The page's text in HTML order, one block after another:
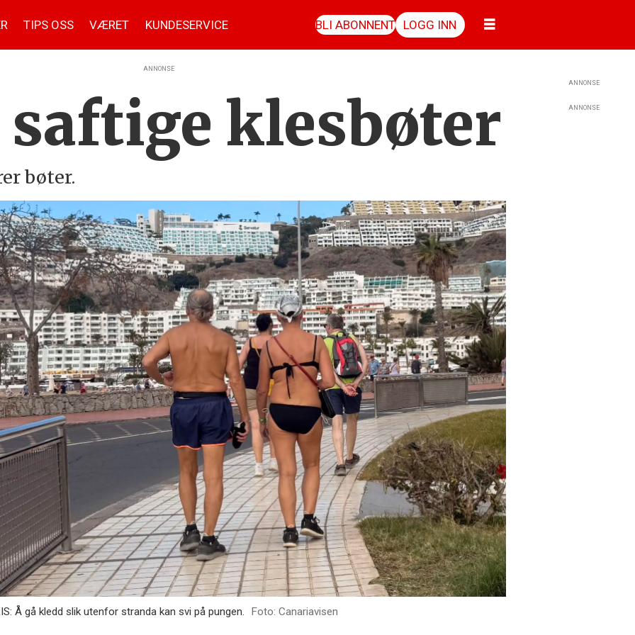
TIPS OSS VÆRET KUNDESERVICE BLI ABONNENT LOGG INN
ANNONSE
klesbøter
bøter.
Å gå kledd slik utenfor stranda kan svi på pungen. Canariavisen
ANNONSE
ANNONSE